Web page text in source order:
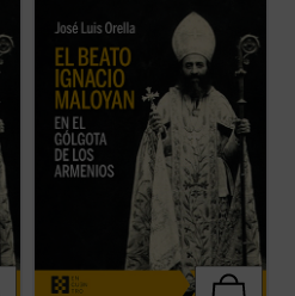
El beato Ignacio Maloyan, arzobispo de
Mardin (Turquía), martirizado en 1915, es
uno de los seis obispos armenios católicos
que fueron víctimas del genocidio armenio
en las primeras décadas del siglo XX. Este
libro descubre aquella hermosa y ...
(ver
ficha)